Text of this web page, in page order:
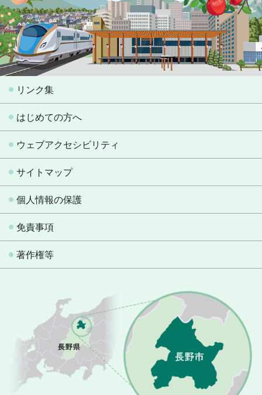
リンク集
はじめての方へ
ウェブアクセシビリティ
サイトマップ
個人情報の保護
免責事項
著作権等